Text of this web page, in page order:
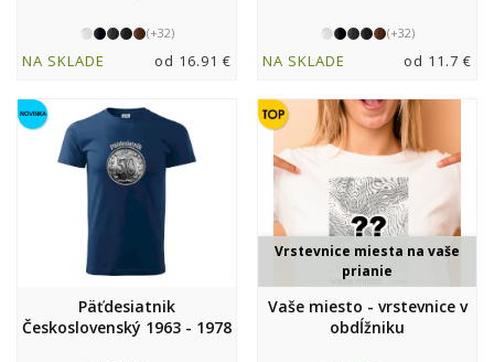
(+32)
NA SKLADE od 16.91 €
(+32)
NA SKLADE od 11.7 €
Päťdesiatnik
Československý 1963 - 1978
Vrstevnice miesta na vaše
prianie
Vaše miesto - vrstevnice v
obdĺžniku